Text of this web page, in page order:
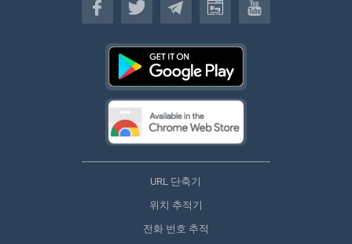
URL 단축기
위치 추적기
전화 번호 추적